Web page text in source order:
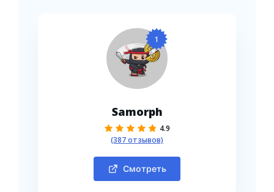
1
Samorph
4.9
(387 отзывов)
Смотреть